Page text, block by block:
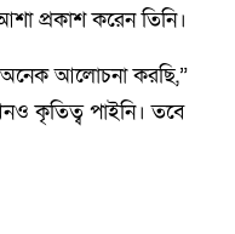
প্রকাশ করেন তিনি।
আলোচনা করছি,”
কৃতিত্ব পাইনি। তবে